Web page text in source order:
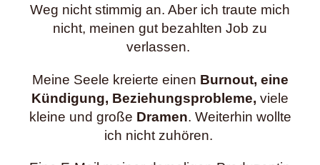
Weg nicht stimmig an. Aber ich traute mich
nicht, meinen gut bezahlten Job zu
verlassen.
Meine Seele kreierte einen Burnout, eine
Kündigung, Beziehungsprobleme, viele
kleine und große Dramen. Weiterhin wollte
ich nicht zuhören.